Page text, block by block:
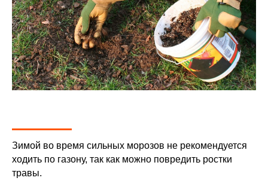
Зимой во время сильных морозов не рекомендуется
ходить по газону, так как можно повредить ростки
травы.